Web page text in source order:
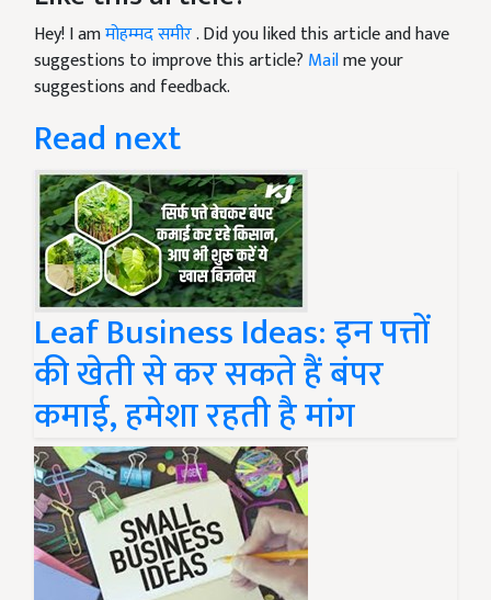
Hey! I amमोहम्मद समीर. Did you liked this article and have
suggestions to improve this article? Mailme your
suggestions and feedback.
Read next
Leaf Business Ideas: इन पत्तों
की खेती से कर सकते हैं बंपर
कमाई, हमेशा रहती है मांग